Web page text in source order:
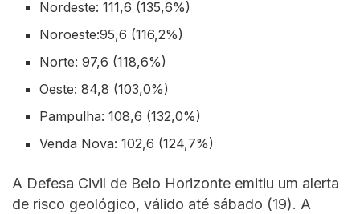
Nordeste: 111,6 (135,6%)
Noroeste:95,6 (116,2%)
Norte: 97,6 (118,6%)
Oeste: 84,8 (103,0%)
Pampulha: 108,6 (132,0%)
Venda Nova: 102,6 (124,7%)
A Defesa Civil de Belo Horizonte emitiu um alerta
de risco geológico, válido até sábado (19). A